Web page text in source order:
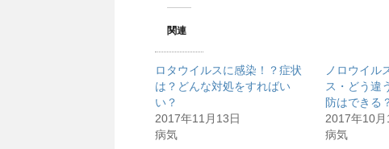
き
ま
す
関連
ロタウイルスに感染！？症状
は？どんな対処をすればい
い？
2017年11月13日
病気
ノロウイル
ス・どう違
防はできる
2017年10月
病気